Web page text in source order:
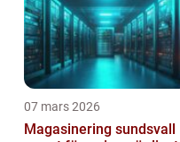
07 mars 2026
Magasinering sundsvall